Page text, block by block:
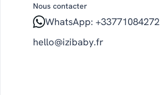
Nous contacter
WhatsApp: +33771084272
hello@izibaby.fr